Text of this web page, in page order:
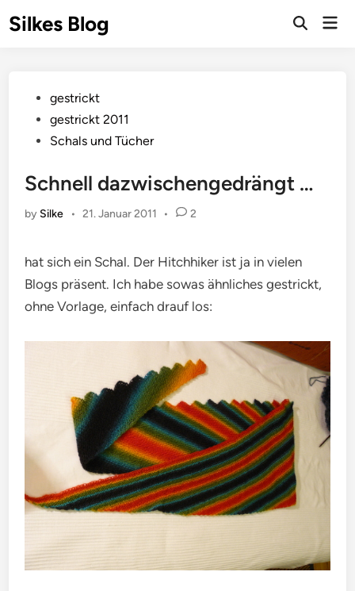
toSilkes Blog
Postedgestrickt
gestrickt 2011
Schals und Tücher
Schnell dazwischengedrängt …
by Silke • 21. Januar 2011 • 2
hat sich ein Schal. Der Hitchhiker ist ja in vielen
Blogs präsent. Ich habe sowas ähnliches gestrickt,
ohne Vorlage, einfach drauf los: